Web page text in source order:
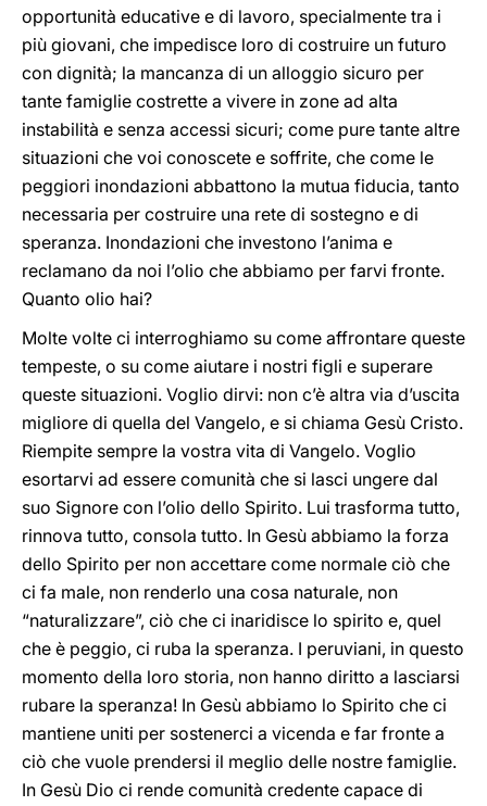
opportunità educative e di lavoro, specialmente tra i
più giovani, che impedisce loro di costruire un futuro
con dignità; la mancanza di un alloggio sicuro per
tante famiglie costrette a vivere in zone ad alta
instabilità e senza accessi sicuri; come pure tante altre
situazioni che voi conoscete e soffrite, che come le
peggiori inondazioni abbattono la mutua fiducia, tanto
necessaria per costruire una rete di sostegno e di
speranza. Inondazioni che investono l’anima e
reclamano da noi l’olio che abbiamo per farvi fronte.
Quanto olio hai?
Molte volte ci interroghiamo su come affrontare queste
tempeste, o su come aiutare i nostri figli e superare
queste situazioni. Voglio dirvi: non c’è altra via d’uscita
migliore di quella del Vangelo, e si chiama Gesù Cristo.
Riempite sempre la vostra vita di Vangelo. Voglio
esortarvi ad essere comunità che si lasci ungere dal
suo Signore con l’olio dello Spirito. Lui trasforma tutto,
rinnova tutto, consola tutto. In Gesù abbiamo la forza
dello Spirito per non accettare come normale ciò che
ci fa male, non renderlo una cosa naturale, non
“naturalizzare”, ciò che ci inaridisce lo spirito e, quel
che è peggio, ci ruba la speranza. I peruviani, in questo
momento della loro storia, non hanno diritto a lasciarsi
rubare la speranza! In Gesù abbiamo lo Spirito che ci
mantiene uniti per sostenerci a vicenda e far fronte a
ciò che vuole prendersi il meglio delle nostre famiglie.
In Gesù Dio ci rende comunità credente capace di